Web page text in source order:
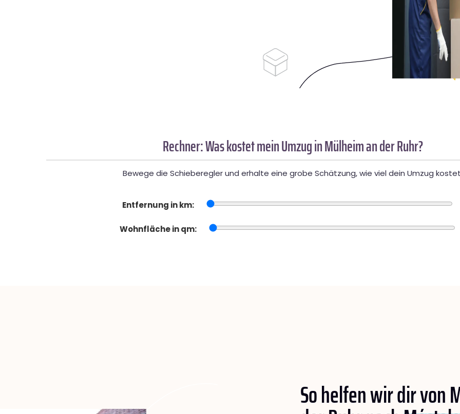
Rechner: Was kostet mein Umzug in Mülheim an der Ruhr?
Bewege die Schieberegler und erhalte eine grobe Schätzung, wie viel dein Umzug
Entfernung in km:
Wohnfläche in qm:
So helfen wir dir von